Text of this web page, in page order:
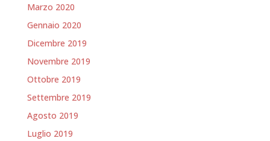
Marzo 2020
Gennaio 2020
Dicembre 2019
Novembre 2019
Ottobre 2019
Settembre 2019
Agosto 2019
Luglio 2019